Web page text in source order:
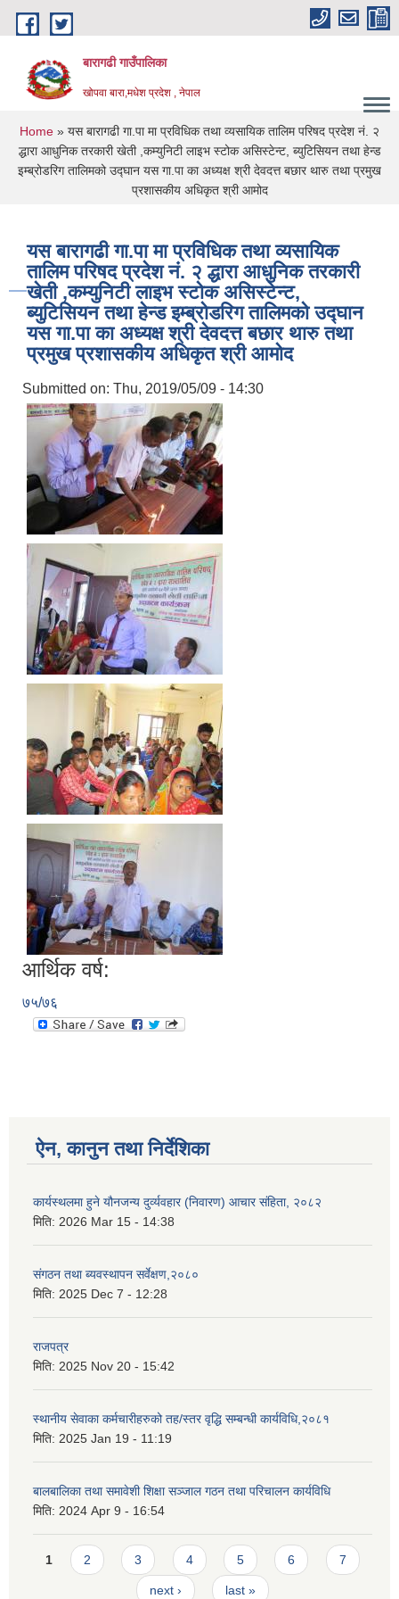
Skip to main content
बारागढी गाउँपालिका
खोपवा बारा,मधेश प्रदेश , नेपाल
You are here
Home » यस बारागढी गा.पा मा प्रविधिक तथा व्यसायिक तालिम परिषद प्रदेश नं. २
द्धारा आधुनिक तरकारी खेती ,कम्युनिटी लाइभ स्टोक असिस्टेन्ट, ब्युटिसियन तथा हेन्ड
इम्ब्रोडरिग तालिमको उद्घान यस गा.पा का अध्यक्ष श्री देवदत्त बछार थारु तथा प्रमुख
प्रशासकीय अधिकृत श्री आमोद
यस बारागढी गा.पा मा प्रविधिक तथा व्यसायिक
तालिम परिषद प्रदेश नं. २ द्धारा आधुनिक तरकारी
खेती ,कम्युनिटी लाइभ स्टोक असिस्टेन्ट,
ब्युटिसियन तथा हेन्ड इम्ब्रोडरिग तालिमको उद्घान
यस गा.पा का अध्यक्ष श्री देवदत्त बछार थारु तथा
प्रमुख प्रशासकीय अधिकृत श्री आमोद
Submitted on: Thu, 2019/05/09 - 14:30
आर्थिक वर्ष:
७५/७६
ऐन, कानुन तथा निर्देशिका
कार्यस्थलमा हुने यौनजन्य दुर्व्यवहार (निवारण) आचार संहिता, २०८२
मिति: 2026 Mar 15 - 14:38
संगठन तथा ब्यवस्थापन सर्वेक्षण,२०८०
मिति: 2025 Dec 7 - 12:28
राजपत्र
मिति: 2025 Nov 20 - 15:42
स्थानीय सेवाका कर्मचारीहरुको तह/स्तर वृद्धि सम्बन्धी कार्यविधि,२०८१
मिति: 2025 Jan 19 - 11:19
बालबालिका तथा समावेशी शिक्षा सञ्जाल गठन तथा परिचालन कार्यविधि
मिति: 2024 Apr 9 - 16:54
Pages
1 2 3 4 5 6 7
next › last »